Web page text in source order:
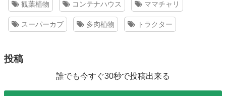
観葉植物 コンテナハウス ママチャリ
スーパーカブ 多肉植物 トラクター
投稿
誰でも今すぐ30秒で投稿出来る